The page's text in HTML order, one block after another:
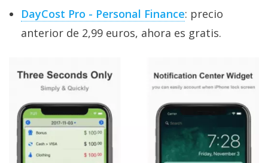
DayCost Pro - Personal Finance: precio
anterior de 2,99 euros, ahora es gratis.